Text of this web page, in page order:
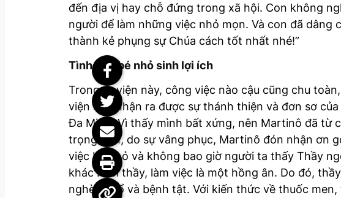
đến địa vị hay chỗ đứng trong xã hội. Con không
người để làm những việc nhỏ mọn. Và con đã
thành kẻ phụng sự Chúa cách tốt nhất nhé!”
Tình yêu bé nhỏ sinh lợi ích
Trong tu viện này, công việc nào cậu cũng chu
viện dần nhận ra được sự thánh thiện và đơn sơ
Đa Minh. Vì thấy mình bất xứng, nên Martinô đã từ
trọng hơn, do sự vâng phục, Martinô đón nhận ơn
việc bé nhỏ và không bao giờ người ta thấy Thầy
khác”. Với thầy, làm việc là một hồng ân. Do đó,
nghèo khổ và bệnh tật. Với kiến thức về thuốc